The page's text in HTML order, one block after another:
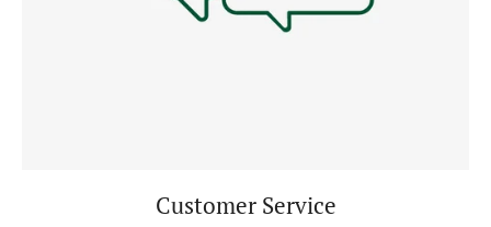
Customer Service